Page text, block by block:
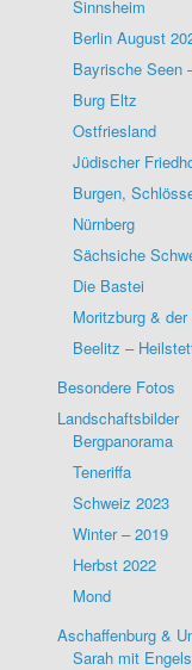
Sinnsheim
Berlin August
Bayrische Seen
Burg Eltz
Ostfriesland
Jüdischer
Burgen,
Nürnberg
Sächsiche
Die Bastei
Moritzburg &
Beelitz –
Besondere Fotos
Landschaftsbilder
Bergpanorama
Teneriffa
Schweiz 2023
Winter – 2019
Herbst 2022
Mond
Aschaffenburg &
Sarah mit